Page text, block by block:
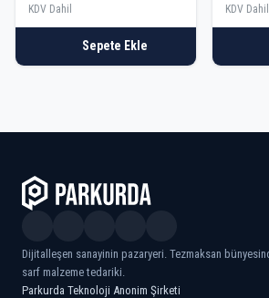
KDV Dahil
Sepete Ekle
KDV Dahil
Dijitalleşen sanayinin pazaryeri. Tezmaksan
sarf malzeme tedariki.
Parkurda Teknoloji Anonim Şirketi